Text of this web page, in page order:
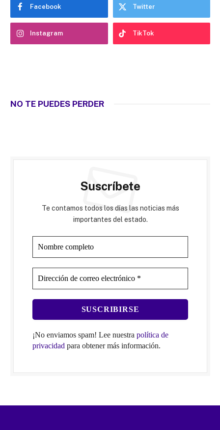
Facebook Twitter
Instagram TikTok
NO TE PUEDES PERDER
Suscríbete
Te contamos todos los días las noticias más
importantes del estado.
¡No enviamos spam! Lee nuestra política de
privacidad para obtener más información.